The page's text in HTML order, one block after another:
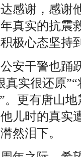
感谢，感谢
真实的抗震
极心态坚持
安干警也踊
实很还原
。更有唐山
儿时的真实
然泪下。